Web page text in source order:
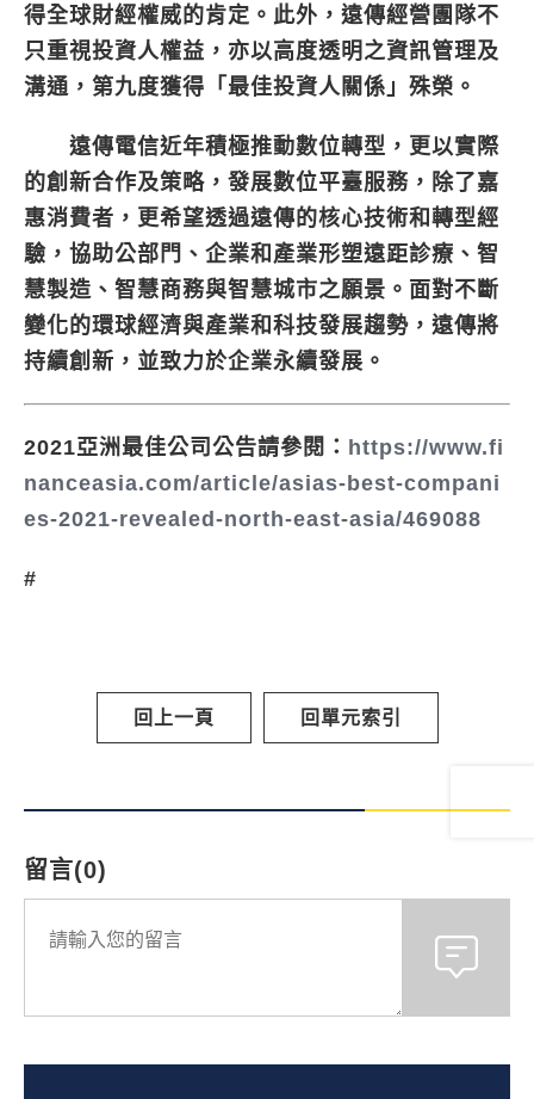
得全球財經權威的肯定。此外，遠傳經營團隊不
只重視投資人權益，亦以高度透明之資訊管理及
溝通，第九度獲得「最佳投資人關係」殊榮。
遠傳電信近年積極推動數位轉型，更以實際
的創新合作及策略，發展數位平臺服務，除了嘉
惠消費者，更希望透過遠傳的核心技術和轉型經
驗，協助公部門、企業和產業形塑遠距診療、智
慧製造、智慧商務與智慧城市之願景。面對不斷
變化的環球經濟與產業和科技發展趨勢，遠傳將
持續創新，並致力於企業永續發展。
2021亞洲最佳公司公告請參閱： https://www.fi
nanceasia.com/article/asias-best-compani
es-2021-revealed-north-east-asia/469088
#
回上一頁 回單元索引
留言(0)